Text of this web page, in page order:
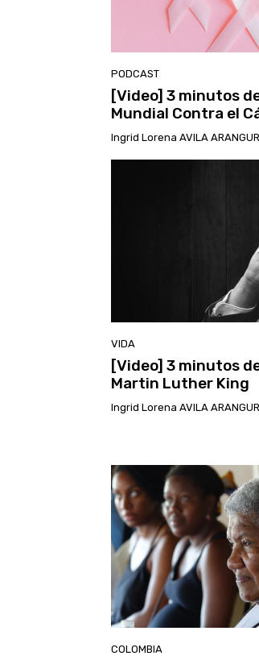
PODCAST
[Video] 3 minutos
Mundial Contra el
Ingrid Lorena AVILA
VIDA
[Video] 3 minutos
Martin Luther King
Ingrid Lorena AVILA
COLOMBIA